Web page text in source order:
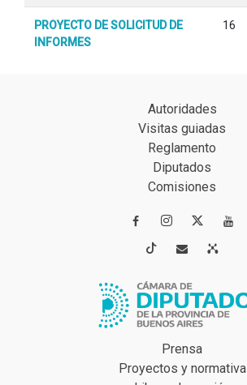
PROYECTO DE SOLICITUD DE
INFORMES
16
Autoridades
Visitas guiadas
Reglamento
Diputados
Comisiones
 
 
Prensa
Proyectos y normativa